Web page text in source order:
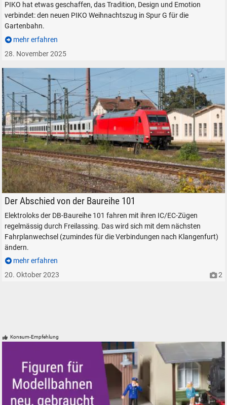
PIKO hat etwas geschaffen, das Tradition, Design und Emotion
verbindet: den neuen PIKO Weihnachtszug in Spur G für die
Gartenbahn.
mehr erfahren
28. November 2025
DB 101 062-8 in Freilassing, am 1. Oktober 2023.
Der Abschied von der Baureihe 101
Elektroloks der DB-Baureihe 101 fahren mit ihren IC/EC-Zügen
regelmässig durch Freilassing. Das wird sich mit dem nächsten
Fahrplanwechsel (zumindes für die Verbindungen nach Klangenfurt)
ändern.
mehr erfahren
20. Oktober 2023
2
Konsum-Empfehlung